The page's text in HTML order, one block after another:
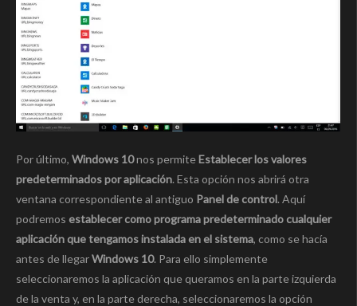
Por último, Windows 10nos permiteEstablecer los valores
predeterminados por aplicación. Esta opción nos abrirá otra
ventana correspondiente al antiguo Panel de control. Aquí
podremos establecer como programa predeterminado cualquier
aplicación que tengamos instalada en el sistema, como se hacía
antes de llegarWindows 10. Para ello simplemente
seleccionaremos la aplicación que queramos en la parte izquierda
de la venta y, en la parte derecha, seleccionaremos la opción